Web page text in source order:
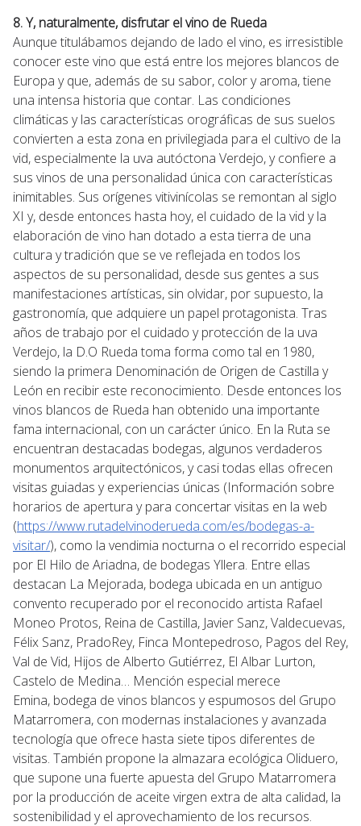
8. Y, naturalmente, disfrutar el vino de Rueda
Aunque titulábamos dejando de lado el vino, es irresistible
conocer este vino que está entre los mejores blancos de
Europa y que, además de su sabor, color y aroma, tiene
una intensa historia que contar. Las condiciones
climáticas y las características orográficas de sus suelos
convierten a esta zona en privilegiada para el cultivo de la
vid, especialmente la uva autóctona Verdejo, y confiere a
sus vinos de una personalidad única con características
inimitables. Sus orígenes vitivinícolas se remontan al siglo
XI y, desde entonces hasta hoy, el cuidado de la vid y la
elaboración de vino han dotado a esta tierra de una
cultura y tradición que se ve reflejada en todos los
aspectos de su personalidad, desde sus gentes a sus
manifestaciones artísticas, sin olvidar, por supuesto, la
gastronomía, que adquiere un papel protagonista. Tras
años de trabajo por el cuidado y protección de la uva
Verdejo, la D.O Rueda toma forma como tal en 1980,
siendo la primera Denominación de Origen de Castilla y
León en recibir este reconocimiento. Desde entonces los
vinos blancos de Rueda han obtenido una importante
fama internacional, con un carácter único. En la Ruta se
encuentran destacadas bodegas, algunos verdaderos
monumentos arquitectónicos, y casi todas ellas ofrecen
visitas guiadas y experiencias únicas (Información sobre
horarios de apertura y para concertar visitas en la web
(https://www.rutadelvinoderueda.com/es/bodegas-a-
visitar/), como la vendimia nocturna o el recorrido especial
por El Hilo de Ariadna, de bodegas Yllera. Entre ellas
destacan La Mejorada, bodega ubicada en un antiguo
convento recuperado por el reconocido artista Rafael
Moneo Protos, Reina de Castilla, Javier Sanz, Valdecuevas,
Félix Sanz, PradoRey, Finca Montepedroso, Pagos del Rey,
Val de Vid, Hijos de Alberto Gutiérrez, El Albar Lurton,
Castelo de Medina… Mención especial merece
Emina, bodega de vinos blancos y espumosos del Grupo
Matarromera, con modernas instalaciones y avanzada
tecnología que ofrece hasta siete tipos diferentes de
visitas. También propone la almazara ecológica Oliduero,
que supone una fuerte apuesta del Grupo Matarromera
por la producción de aceite virgen extra de alta calidad, la
sostenibilidad y el aprovechamiento de los recursos.